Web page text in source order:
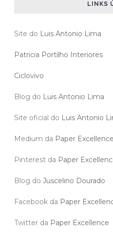
LINKS
Site do Luis Antonio Lima
Patricia Portilho Interiores
Ciclovivo
Blog do Luis Antonio Lima
Site oficial do Luis Antonio
Medium da Paper Excellence
Pinterest da Paper
Blog do Juscelino Dourado
Facebook da Paper
Twitter da Paper Excellence